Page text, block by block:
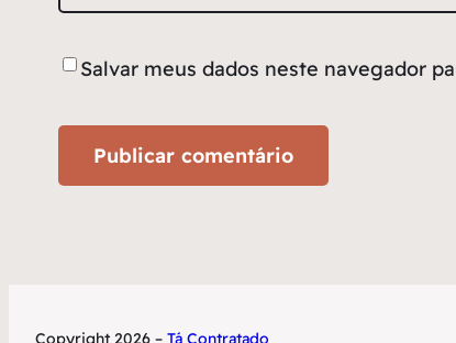
Salvar meus dados neste navegador
Copyright 2026 – Tá Contratado